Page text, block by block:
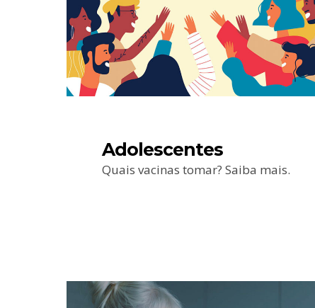
Adolescentes
Quais vacinas tomar? Saiba mais.